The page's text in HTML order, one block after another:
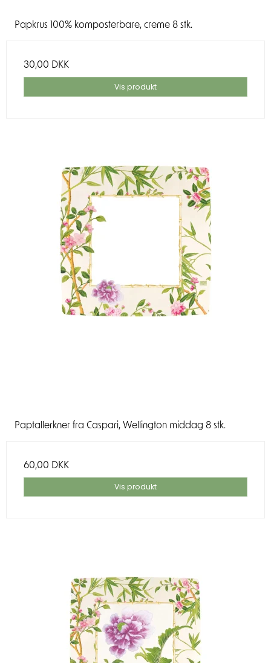
Papkrus 100% komposterbare, creme 8 stk.
30,00 DKK
Vis produkt
Paptallerkner fra Caspari, Wellington middag 8 stk.
60,00 DKK
Vis produkt